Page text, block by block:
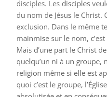
disciples. Les disciples
du nom de Jésus le Christ.
exclusion. Dans le même
mainmise sur le nom,
Mais d’une part le Christ
quelqu’un ni à un groupe,
religion même si elle est
quoi c’est le groupe,